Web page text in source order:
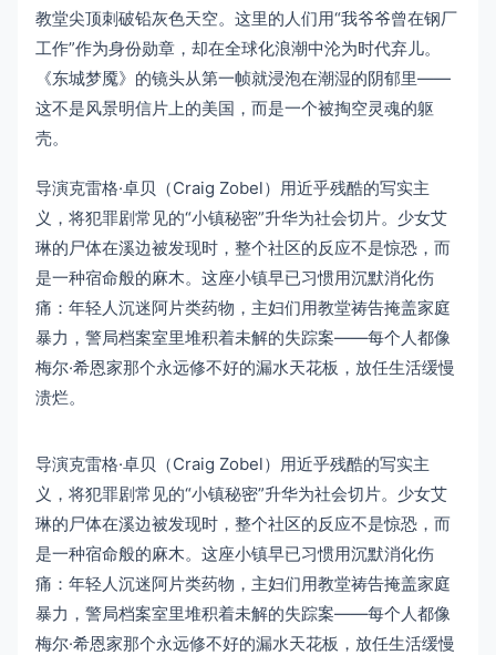
教堂尖顶刺破铅灰色天空。这里的人们用“我爷爷曾在钢厂
工作”作为身份勋章，却在全球化浪潮中沦为时代弃儿。
《东城梦魇》的镜头从第一帧就浸泡在潮湿的阴郁里——
这不是风景明信片上的美国，而是一个被掏空灵魂的躯
壳。
导演克雷格·卓贝（Craig Zobel）用近乎残酷的写实主
义，将犯罪剧常见的“小镇秘密”升华为社会切片。少女艾
琳的尸体在溪边被发现时，整个社区的反应不是惊恐，而
是一种宿命般的麻木。这座小镇早已习惯用沉默消化伤
痛：年轻人沉迷阿片类药物，主妇们用教堂祷告掩盖家庭
暴力，警局档案室里堆积着未解的失踪案——每个人都像
梅尔·希恩家那个永远修不好的漏水天花板，放任生活缓慢
溃烂。
导演克雷格·卓贝（Craig Zobel）用近乎残酷的写实主
义，将犯罪剧常见的“小镇秘密”升华为社会切片。少女艾
琳的尸体在溪边被发现时，整个社区的反应不是惊恐，而
是一种宿命般的麻木。这座小镇早已习惯用沉默消化伤
痛：年轻人沉迷阿片类药物，主妇们用教堂祷告掩盖家庭
暴力，警局档案室里堆积着未解的失踪案——每个人都像
梅尔·希恩家那个永远修不好的漏水天花板，放任生活缓慢